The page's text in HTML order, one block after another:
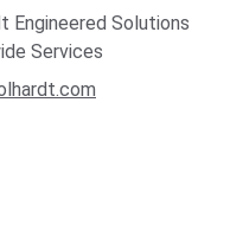
Engineered Solutions
Services